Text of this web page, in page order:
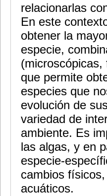
relacionarlas
En este
obtener la
especie,
que permite
especies que
evolución de
variedad de
ambiente. Es
las algas, y en
especie-
cambios
acuáticos.